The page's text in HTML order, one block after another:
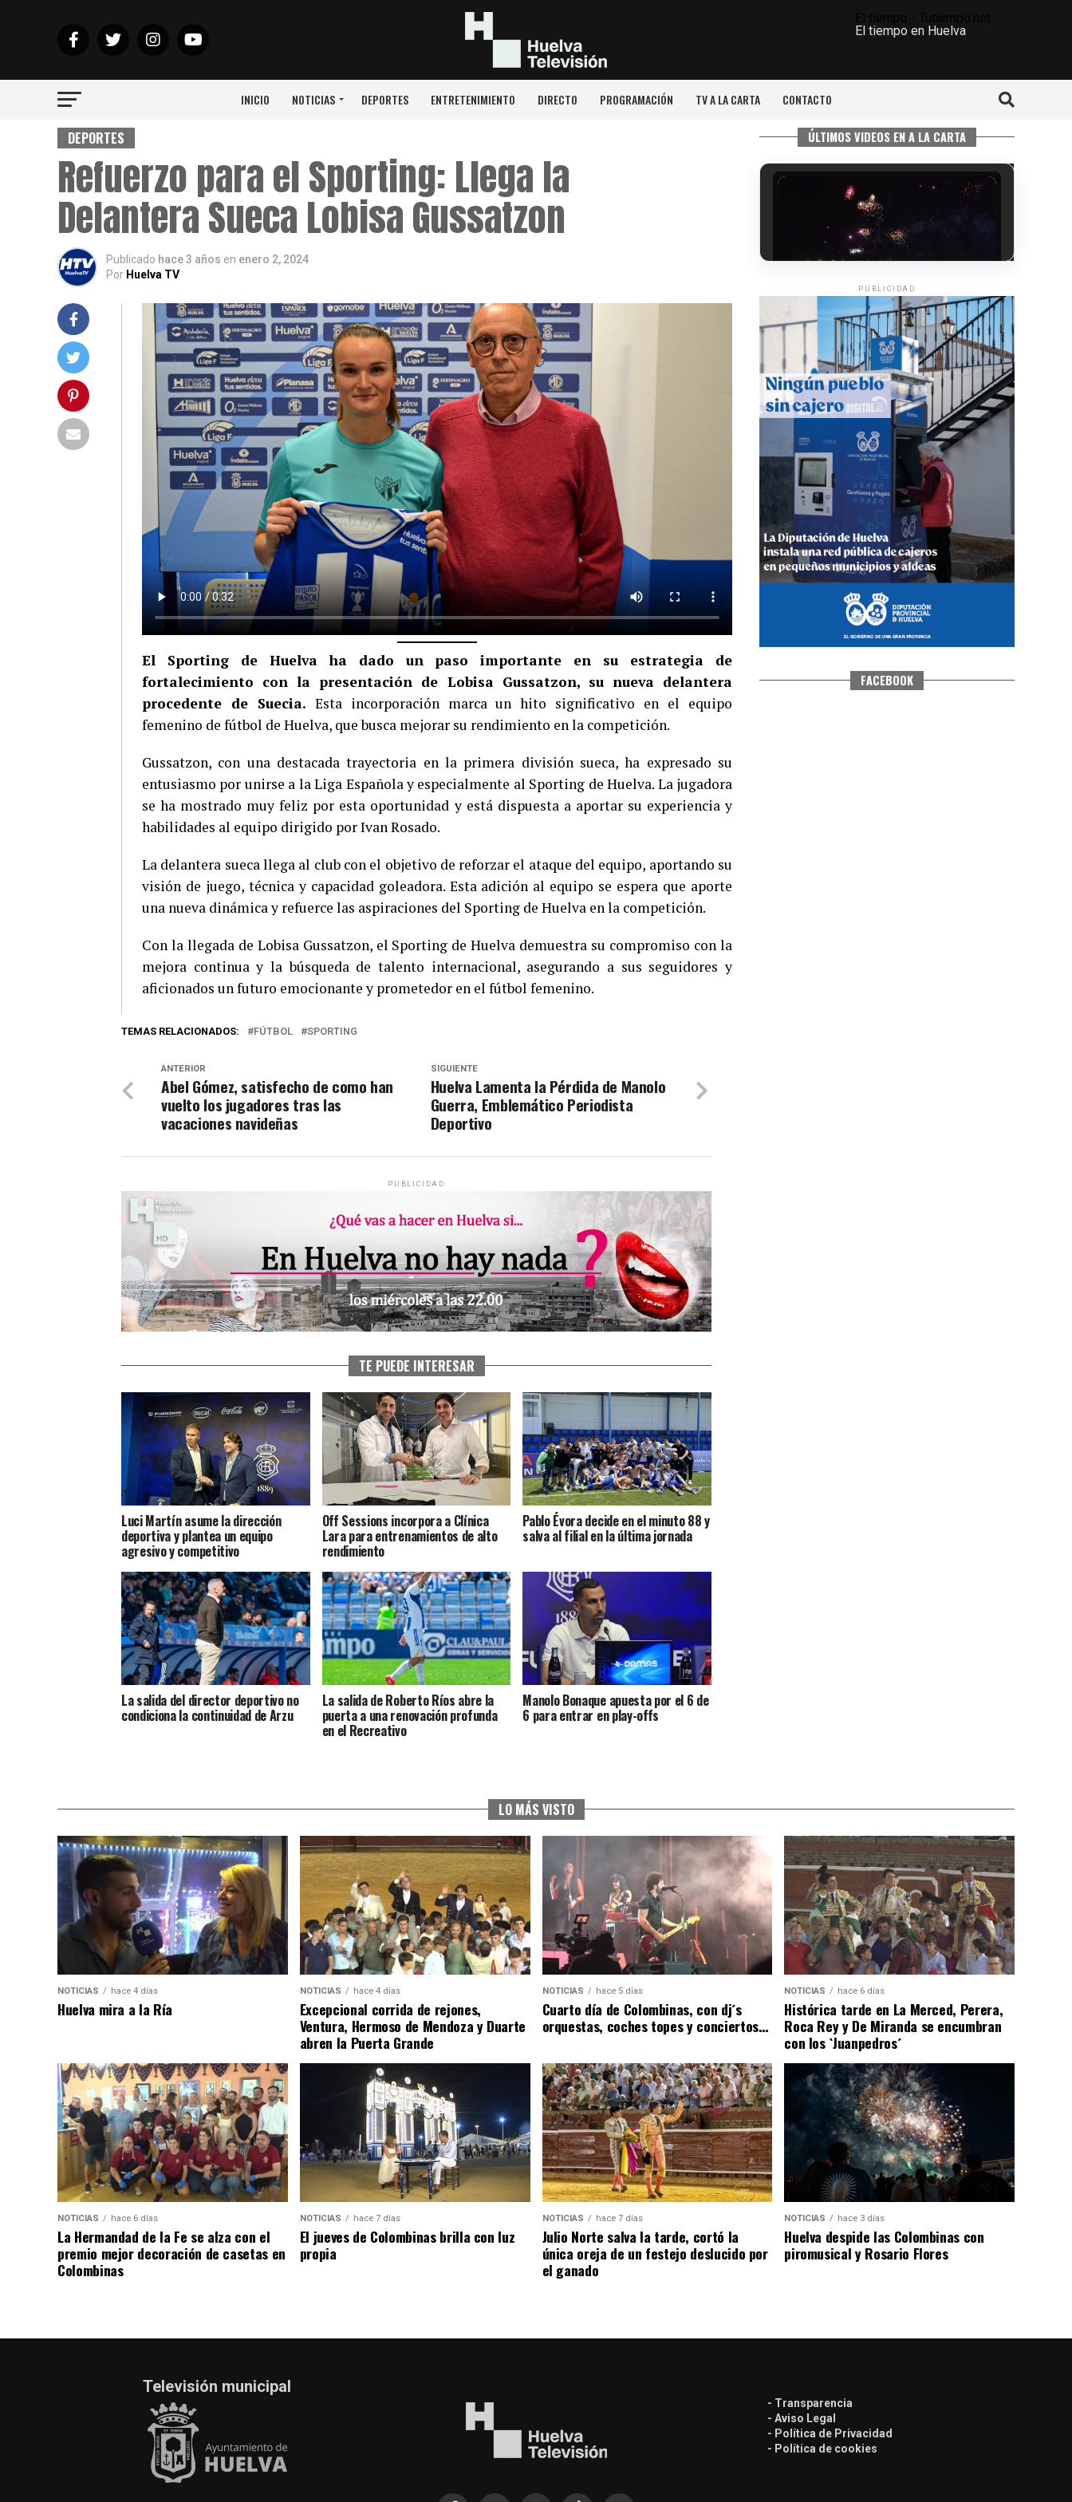
El tiempo en Huelva
INICIO NOTICIAS DEPORTES ENTRETENIMIENTO DIRECTO PROGRAMACIÓN TV A LA CARTA CONTACTO
DEPORTES
Refuerzo para el Sporting: Llega la
Delantera Sueca Lobisa Gussatzon
Publicado hace 3 años en enero 2, 2024
Por Huelva TV
El Sporting de Huelva ha dado un paso importante en su estrategia de
fortalecimiento con la presentación de Lobisa Gussatzon, su nueva delantera
procedente de Suecia. Esta incorporación marca un hito significativo en el equipo
femenino de fútbol de Huelva, que busca mejorar su rendimiento en la competición.
Gussatzon, con una destacada trayectoria en la primera división sueca, ha expresado su
entusiasmo por unirse a la Liga Española y especialmente al Sporting de Huelva. La jugadora
se ha mostrado muy feliz por esta oportunidad y está dispuesta a aportar su experiencia y
habilidades al equipo dirigido por Ivan Rosado.
La delantera sueca llega al club con el objetivo de reforzar el ataque del equipo, aportando su
visión de juego, técnica y capacidad goleadora. Esta adición al equipo se espera que aporte
una nueva dinámica y refuerce las aspiraciones del Sporting de Huelva en la competición.
Con la llegada de Lobisa Gussatzon, el Sporting de Huelva demuestra su compromiso con la
mejora continua y la búsqueda de talento internacional, asegurando a sus seguidores y
aficionados un futuro emocionante y prometedor en el fútbol femenino.
TEMAS RELACIONADOS: FÚTBOL SPORTING
SIGUIENTE
Huelva Lamenta la Pérdida de Manolo
Guerra, Emblemático Periodista
Deportivo
ANTERIOR
Abel Gómez, satisfecho de como han
vuelto los jugadores tras las
vacaciones navideñas
PUBLICIDAD
TE PUEDE INTERESAR
Luci Martín asume la dirección
deportiva y plantea un equipo
agresivo y competitivo
Off Sessions incorpora a Clínica
Lara para entrenamientos de alto
rendimiento
Pablo Évora decide en el minuto 88 y
salva al filial en la última jornada
La salida del director deportivo no
condiciona la continuidad de Arzu
La salida de Roberto Ríos abre la
puerta a una renovación profunda
en el Recreativo
Manolo Bonaque apuesta por el 6 de
6 para entrar en play-offs
ÚLTIMOS VIDEOS EN A LA CARTA
6º DÍA DE LAS FIESTAS COLOMBINAS
2026
·Huelvatv
QUINTA CORRIDA DE LAS FIESTAS
COLOMBINAS 2026
hace 4 días· Huelvatv
PUBLICIDAD
FACEBOOK
LO MÁS VISTO
NOTICIAS hace 4 días
Huelva mira a la Ría
NOTICIAS hace 4 días
Excepcional corrida de rejones,
Ventura, Hermoso de Mendoza y Duarte
abren la Puerta Grande
NOTICIAS hace 5 días
Cuarto día de Colombinas, con dj´s
orquestas, coches topes y conciertos…
NOTICIAS hace 6 días
Histórica tarde en La Merced, Perera,
Roca Rey y De Miranda se encumbran
con los `Juanpedros´
NOTICIAS hace 6 días
La Hermandad de la Fe se alza con el
premio mejor decoración de casetas en
Colombinas
NOTICIAS hace 7 días
El jueves de Colombinas brilla con luz
propia
NOTICIAS hace 7 días
Julio Norte salva la tarde, cortó la
única oreja de un festejo deslucido por
el ganado
NOTICIAS hace 3 días
Huelva despide las Colombinas con
piromusical y Rosario Flores
Televisión municipal
- Transparencia
- Aviso Legal
- Política de Privacidad
- Política de cookies